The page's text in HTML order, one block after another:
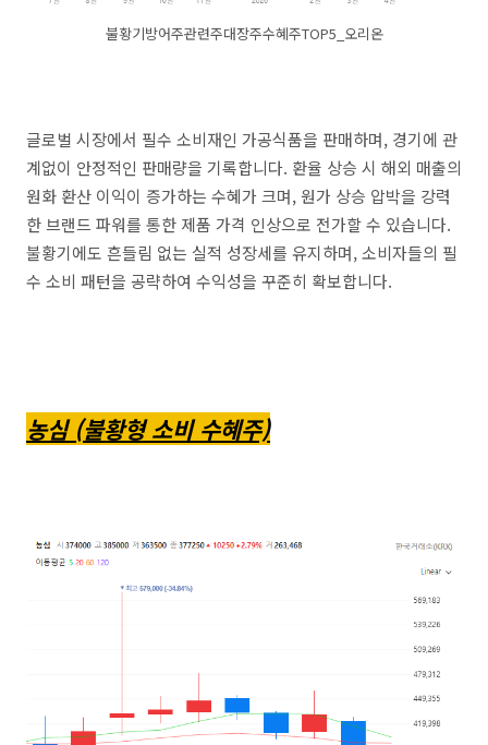
불황기방어주관련주대장주수혜주TOP5_오리온
글로벌 시장에서 필수 소비재인 가공식품을 판매하며, 경기에 관
계없이 안정적인 판매량을 기록합니다. 환율 상승 시 해외 매출의
원화 환산 이익이 증가하는 수혜가 크며, 원가 상승 압박을 강력
한 브랜드 파워를 통한 제품 가격 인상으로 전가할 수 있습니다.
불황기에도 흔들림 없는 실적 성장세를 유지하며, 소비자들의 필
수 소비 패턴을 공략하여 수익성을 꾸준히 확보합니다.
농심 (불황형 소비 수혜주)